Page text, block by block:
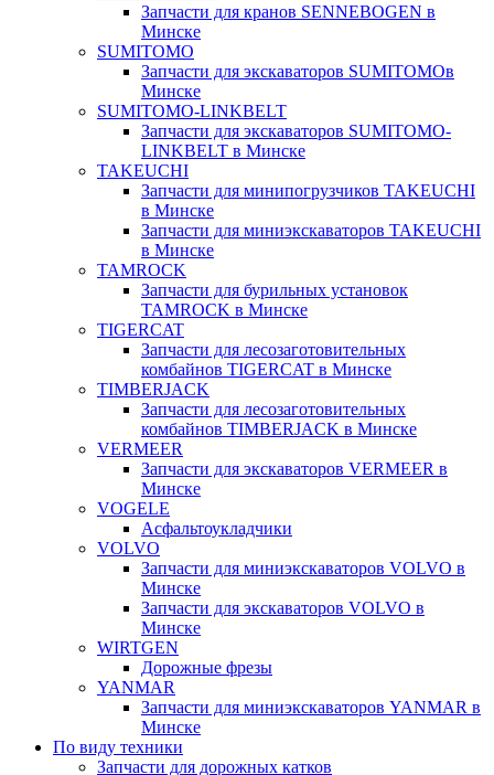
Запчасти для кранов SENNEBOGEN в
Минске
SUMITOMO
Запчасти для экскаваторов SUMITOMOв
Минске
SUMITOMO-LINKBELT
Запчасти для экскаваторов SUMITOMO-
LINKBELT в Минске
TAKEUCHI
Запчасти для минипогрузчиков TAKEUCHI
в Минске
Запчасти для миниэкскаваторов TAKEUCHI
в Минске
TAMROCK
Запчасти для бурильных установок
TAMROCK в Минске
TIGERCAT
Запчасти для лесозаготовительных
комбайнов TIGERCAT в Минске
TIMBERJACK
Запчасти для лесозаготовительных
комбайнов TIMBERJACK в Минске
VERMEER
Запчасти для экскаваторов VERMEER в
Минске
VOGELE
Асфальтоукладчики
VOLVO
Запчасти для миниэкскаваторов VOLVO в
Минске
Запчасти для экскаваторов VOLVO в
Минске
WIRTGEN
Дорожные фрезы
YANMAR
Запчасти для миниэкскаваторов YANMAR в
Минске
По виду техники
Запчасти для дорожных катков